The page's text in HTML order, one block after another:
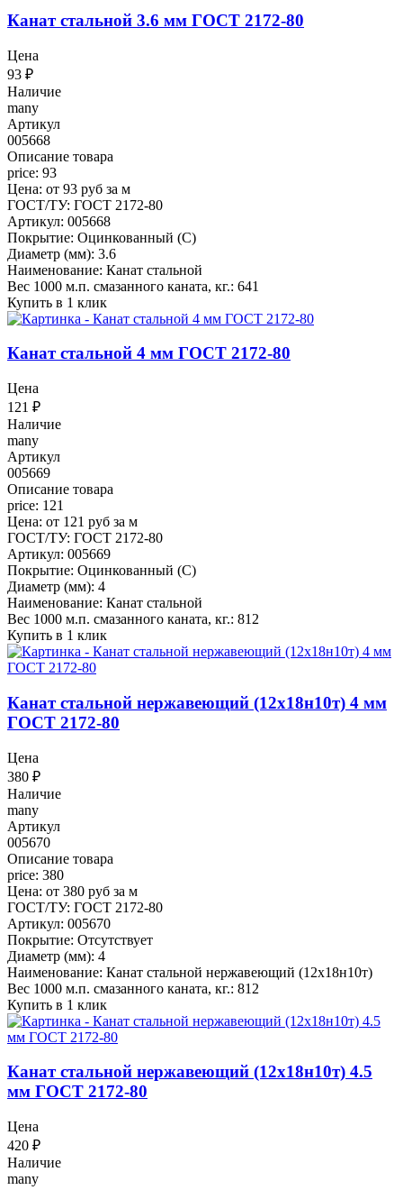
Канат стальной 3.6 мм ГОСТ 2172-80
Цена
93 ₽
Наличие
many
Артикул
005668
Описание товара
price: 93
Цена: от 93 руб за м
ГОСТ/ТУ: ГОСТ 2172-80
Артикул: 005668
Покрытие: Оцинкованный (С)
Диаметр (мм): 3.6
Наименование: Канат стальной
Вес 1000 м.п. смазанного каната, кг.: 641
Купить в 1 клик
Канат стальной 4 мм ГОСТ 2172-80
Цена
121 ₽
Наличие
many
Артикул
005669
Описание товара
price: 121
Цена: от 121 руб за м
ГОСТ/ТУ: ГОСТ 2172-80
Артикул: 005669
Покрытие: Оцинкованный (С)
Диаметр (мм): 4
Наименование: Канат стальной
Вес 1000 м.п. смазанного каната, кг.: 812
Купить в 1 клик
Канат стальной нержавеющий (12х18н10т) 4 мм
ГОСТ 2172-80
Цена
380 ₽
Наличие
many
Артикул
005670
Описание товара
price: 380
Цена: от 380 руб за м
ГОСТ/ТУ: ГОСТ 2172-80
Артикул: 005670
Покрытие: Отсутствует
Диаметр (мм): 4
Наименование: Канат стальной нержавеющий (12х18н10т)
Вес 1000 м.п. смазанного каната, кг.: 812
Купить в 1 клик
Канат стальной нержавеющий (12х18н10т) 4.5
мм ГОСТ 2172-80
Цена
420 ₽
Наличие
many